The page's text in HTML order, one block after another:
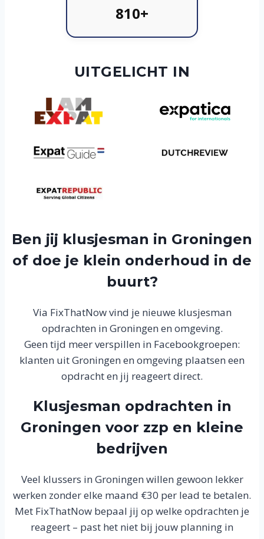
810+
UITGELICHT IN
Ben jij klusjesman in Groningen
of doe je klein onderhoud in de
buurt?
Via FixThatNow vind je nieuwe klusjesman
opdrachten in Groningen en omgeving.
Geen tijd meer verspillen in Facebookgroepen:
klanten uit Groningen en omgeving plaatsen een
opdracht en jij reageert direct.
Klusjesman opdrachten in
Groningen voor zzp en kleine
bedrijven
Veel klussers in Groningen willen gewoon lekker
werken zonder elke maand €30 per lead te betalen.
Met FixThatNow bepaal jij op welke opdrachten je
reageert – past het niet bij jouw planning in